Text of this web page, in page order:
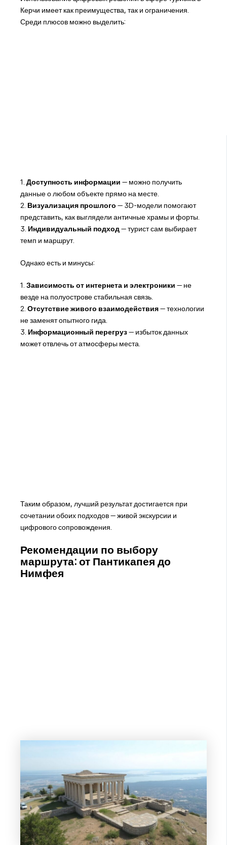
Керчи имеет как преимущества, так и ограничения.
Среди плюсов можно выделить:
1. Доступность информации — можно получить
данные о любом объекте прямо на месте.
2. Визуализация прошлого — 3D-модели помогают
представить, как выглядели античные храмы и форты.
3. Индивидуальный подход— турист сам выбирает
темп и маршрут.
Однако есть и минусы:
1. Зависимость от интернета и электроники — не
везде на полуострове стабильная связь.
2. Отсутствие живого взаимодействия— технологии
не заменят опытного гида.
3. Информационный перегруз— избыток данных
может отвлечь от атмосферы места.
Таким образом, лучший результат достигается при
сочетании обоих подходов — живой экскурсии и
цифрового сопровождения.
Рекомендации по выбору
маршрута: от Пантикапея до
Нимфея